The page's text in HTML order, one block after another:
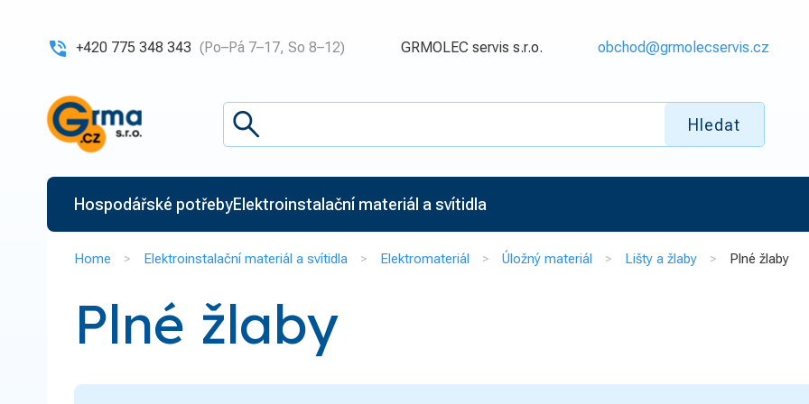
+420 775 348 343 (Po–Pá 7–17, So 8–12) GRMOLEC servis s.r.o. obchod@grmolecservis.cz
Hledat
Hospodářské potřebyElektroinstalační materiál a svítidla
Home Elektroinstalační materiál a svítidla Elektromateriál Úložný materiál Lišty a žlaby Plné žlaby
Plné žlaby